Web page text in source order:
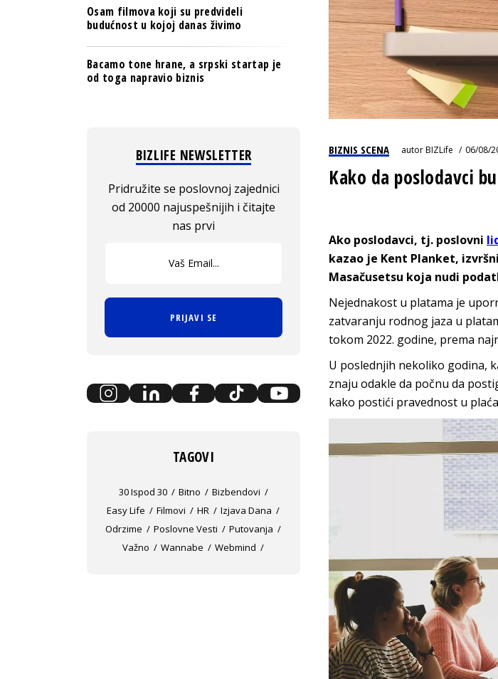
BIZNIS SCENA autorBIZLife 06/08/
Kako da poslodavci
Ako poslodavci, tj. poslovni
kazao je Kent Planket,
Masačusetsu koja nudi
Nejednakost u platama je
zatvaranju rodnog jaza u
tokom 2022. godine, prema
U poslednjih nekoliko godina,
znaju odakle da počnu da
kako postići pravednost u
Osam filmova koji su predvideli
budućnost u kojoj danas živimo
Bacamo tone hrane, a srpski startap je
od toga napravio biznis
BIZLIFE NEWSLETTER
Pridružite se poslovnoj zajednici
od 20000 najuspešnijih i čitajte
nas prvi
PRIJAVI SE
TAGOVI
30 Ispod 30 Bitno
Bizbendovi
Easy Life
Filmovi HR
Izjava Dana
Odrzime
Poslovne Vesti
Putovanja
Važno
Wannabe Webmind